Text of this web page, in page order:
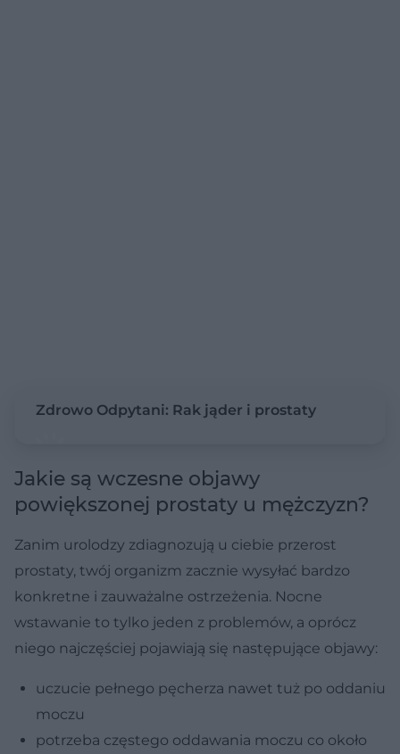
Zdrowo Odpytani: Rak jąder i prostaty
Jakie są wczesne objawy
powiększonej prostaty u mężczyzn?
Zanim urolodzy zdiagnozują u ciebie przerost
prostaty, twój organizm zacznie wysyłać bardzo
konkretne i zauważalne ostrzeżenia. Nocne
wstawanie to tylko jeden z problemów, a oprócz
niego najczęściej pojawiają się następujące objawy:
uczucie pełnego pęcherza nawet tuż po oddaniu
moczu
potrzeba częstego oddawania moczu co około